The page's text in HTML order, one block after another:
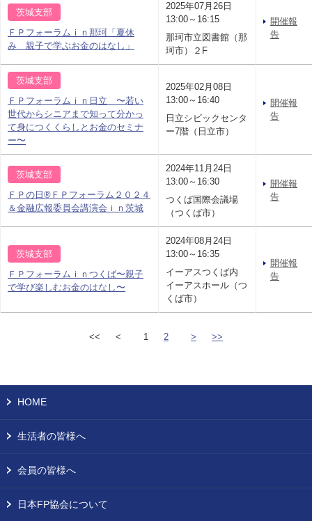
茨城支部
ＦＰフォーラムｉｎ那珂「夏休
み 親子で学ぶお金のはなし」
2025年07月26日
13:00～16:15
那珂市立図書館（那
珂市）２F
開催報
告
茨城支部
ＦＰフォーラムｉｎ日立 〜若い
世代からシニアまで知って分かっ
て身につくくらしとお金のセミナ
ー〜
2025年02月08日
13:00～16:40
日立シビックセンタ
ー7階（日立市）
開催報
告
茨城支部
ＦＰの日®ＦＰフォーラム２０２４
＆金融広報委員会講演会ｉｎ茨城
2024年11月24日
13:00～16:30
つくば国際会議場
（つくば市）
開催報
告
茨城支部
ＦＰフォーラムｉｎつくば〜親子
で学び楽しむお金のはなし〜
2024年08月24日
13:00～16:35
イーアスつくば内
イーアスホール（つ
くば市）
開催報
告
<< < 1 2 > >>
HOME
生活者の皆様へ
会員の皆様へ
日本FP協会について